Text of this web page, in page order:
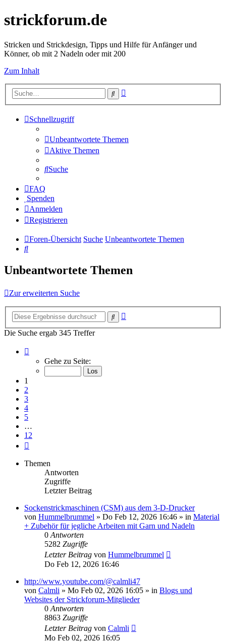
strickforum.de
Stricken und Strickdesign, Tipps und Hilfe für Anfänger und
Könner, ob mit 2 Nadeln oder mit 200
Zum Inhalt
Suche
Schnellzugriff
Unbeantwortete Themen
Aktive Themen
Suche
FAQ
Spenden
Anmelden
Registrieren
Foren-Übersicht Suche Unbeantwortete Themen
Suche
Unbeantwortete Themen
Zur erweiterten Suche
Suche
Die Suche ergab 345 Treffer
von
Gehe zu Seite:
1
2
3
4
5
…
12
Themen
Antworten
Zugriffe
Letzter Beitrag
Sockenstrickmaschinen (CSM) aus dem 3-D-Drucker
von Hummelbrummel » Do Feb 12, 2026 16:46 » in Material
+ Zubehör für jegliche Arbeiten mit Garn und Nadeln
0 Antworten
5282 Zugriffe
Letzter Beitrag von Hummelbrummel
Do Feb 12, 2026 16:46
http://www.youtube.com/@calmli47
von Calmli » Mo Feb 02, 2026 16:05 » in Blogs und
Websites der Strickforum-Mitglieder
0 Antworten
8863 Zugriffe
Letzter Beitrag von Calmli
Mo Feb 02, 2026 16:05